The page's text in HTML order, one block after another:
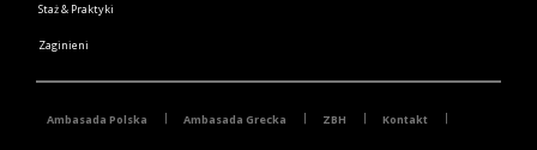
Staż & Praktyki
Zaginieni
Ambasada Polska Ambasada Grecka ZBH Kontakt